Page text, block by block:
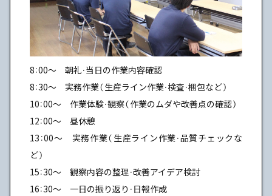
8：00～ 朝礼・当日の作業内容確認
8：30～ 実務作業（生産ライン作業・検査・梱包など）
10：00～ 作業体験・観察（作業のムダや改善点の確認）
12：00～ 昼休憩
13：00～ 実務作業（生産ライン作業・品質チェックな
ど）
15：30～ 観察内容の整理・改善アイデア検討
16：30～ 一日の振り返り・日報作成